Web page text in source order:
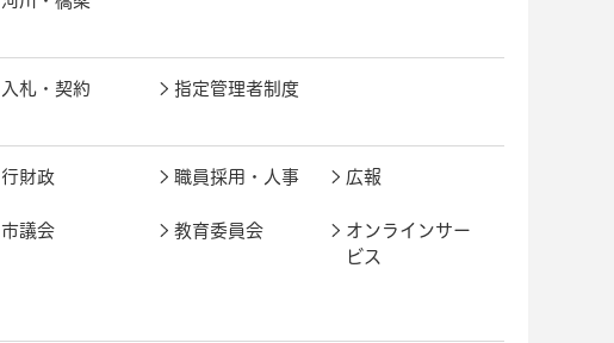
入札・契約 指定管理者制度
行財政 職員採用・人事 広報
市議会 教育委員会
オンラインサー
ビス